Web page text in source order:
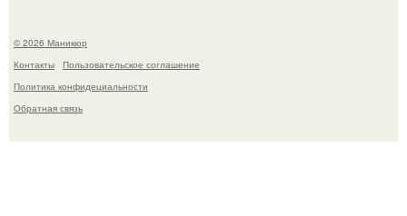
© 2026 Маникюр
Контакты
Пользовательское соглашение
Политика конфидециальности
Обратная связь